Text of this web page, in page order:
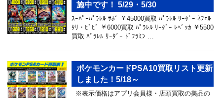
施中です！ 5/29・5/30
ｽｰﾊﾟｰﾊﾟﾗﾚﾙ ｻﾎﾞ ￥45000買取 ﾊﾟﾗﾚﾙ ﾘｰﾀﾞｰ ﾈﾌｪﾙ
ﾀﾘ・ﾋﾞﾋﾞ ￥6000買取 ﾊﾟﾗﾚﾙ ﾘｰﾀﾞｰ ﾚﾍﾞｯｶ ￥5500
買取 ﾊﾟﾗﾚﾙ ﾘｰﾀﾞｰ ﾄﾞﾌﾗﾐﾝ …
ポケモンカードPSA10買取リスト更新
しました！5/18～
※表示価格はアプリ会員様・店頭買取の美品の